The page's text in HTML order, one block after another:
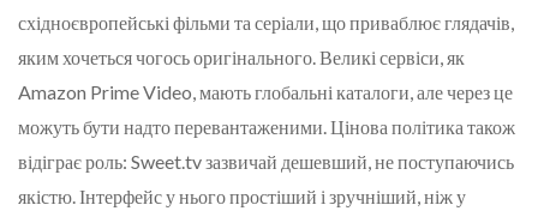
східноєвропейські фільми та серіали, що приваблює глядачів,
яким хочеться чогось оригінального. Великі сервіси, як
Amazon Prime Video, мають глобальні каталоги, але через це
можуть бути надто перевантаженими. Цінова політика також
відіграє роль: Sweet.tv зазвичай дешевший, не поступаючись
якістю. Інтерфейс у нього простіший і зручніший, ніж у